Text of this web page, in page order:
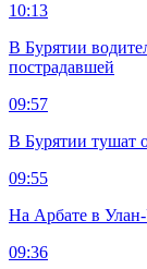
10:13
В Бурятии
пострадавшей
09:57
В Бурятии тушат
09:55
На Арбате в
09:36